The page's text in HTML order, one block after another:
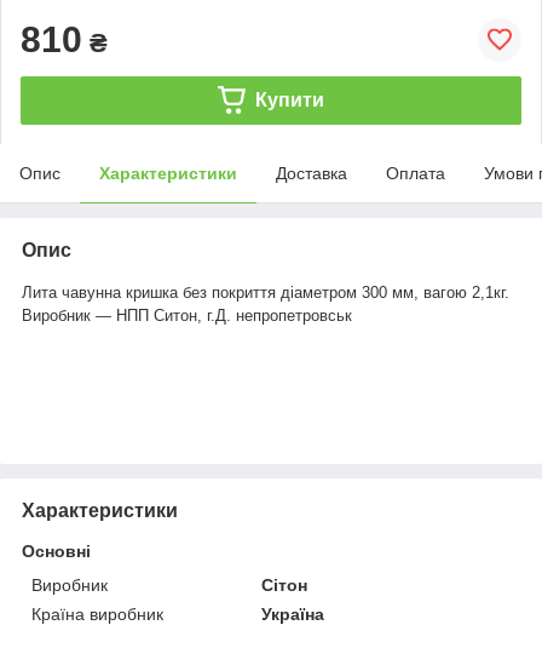
810 ₴
Купити
Опис Характеристики Доставка Оплата Умови
Опис
Лита чавунна кришка без покриття діаметром 300 мм, вагою 2,1кг.
Виробник — НПП Ситон, г.Д. непропетровськ
Характеристики
Основні
Виробник
Сітон
Країна виробник
Україна